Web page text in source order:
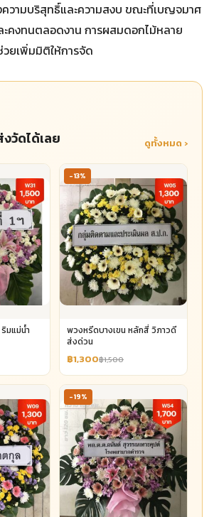
วามบริสุทธิ์และความสงบ ขณะที่เบญจมาศ
คงทนตลอดงาน การผสมดอกไม้หลาย
ยเพิ่มมิติให้การจัด
วัดได้เลย ดูทั้งหมด ›
มแม่น้ำ
-13%
พวงหรีดบางเขน หลักสี่ วิภาวดี
ส่งด่วน
฿1,300฿1,500
-19%